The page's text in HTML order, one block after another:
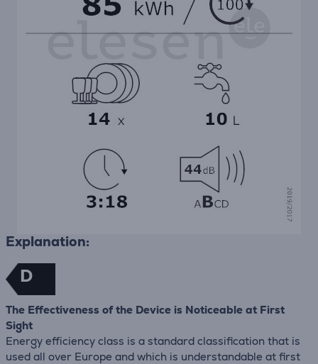
Explanation:
D
The Effectiveness of the Device is Noticeable at First
Sight
Energy efficiency class is a standard classification that is
used all over Europe and which is understandable at first